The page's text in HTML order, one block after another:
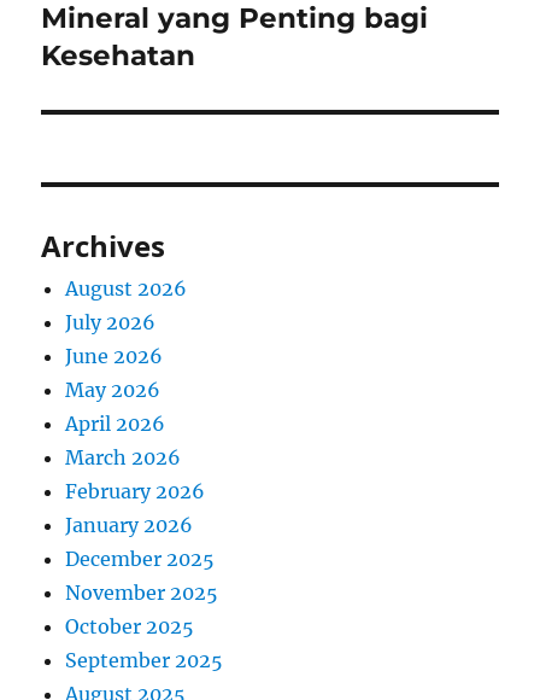
Mineral yang Penting bagi
Kesehatan
Archives
August 2026
July 2026
June 2026
May 2026
April 2026
March 2026
February 2026
January 2026
December 2025
November 2025
October 2025
September 2025
August 2025